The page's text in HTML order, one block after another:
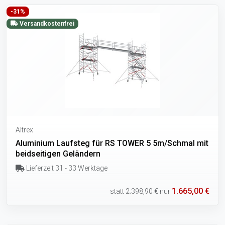
-31%
Versandkostenfrei
Altrex
Aluminium Laufsteg für RS TOWER 5 5m/Schmal mit
beidseitigen Geländern
Lieferzeit 31 - 33 Werktage
statt2.398,90 € nur 1.665,00 €